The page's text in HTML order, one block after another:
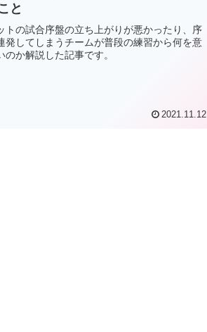
と
トの試合序盤の立ち上がりが悪かったり、序
発してしまうチームが普段の練習から何を意
のか解説した記事です。
2021.11.12